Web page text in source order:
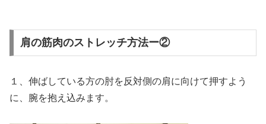
肩の筋肉のストレッチ方法ー②
１、伸ばしている方の肘を反対側の肩に向けて押すよう
に、腕を抱え込みます。